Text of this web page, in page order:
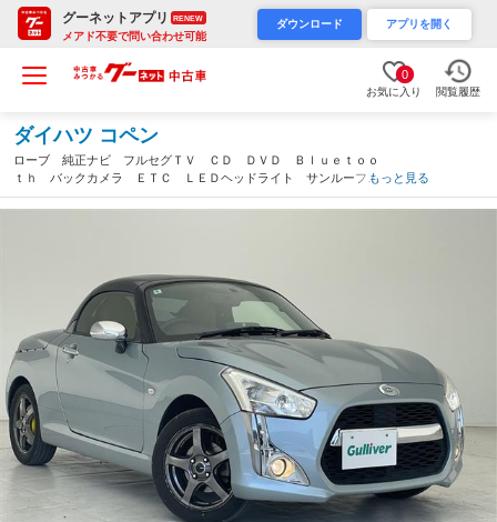
グーネットアプリ RENEW
メアド不要で問い合わせ可能
ダウンロード アプリを開く
0
お気に入り 閲覧履歴
ダイハツ コペン
ローブ 純正ナビ フルセグＴＶ ＣＤ ＤＶＤ Ｂｌｕｅｔｏｏ
ｔｈ バックカメラ ＥＴＣ ＬＥＤヘッドライト サンルーフ
ＨＫＳマフラー 社外スプリング 社外タワーバー 社外アルミホ
イール ハーフレザーシート（沖縄県）
もっと見る